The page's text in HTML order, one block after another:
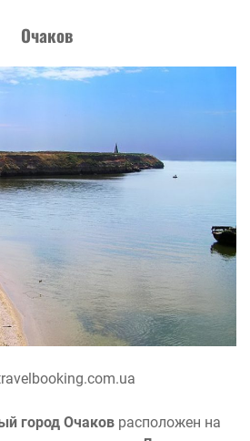
Очаков
город Очаков расположен на